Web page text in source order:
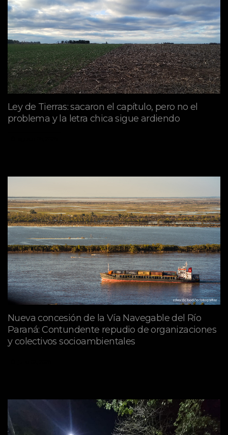
Ley de Tierras: sacaron el capítulo, pero no el
problema y la letra chica sigue ardiendo
Nueva concesión de la Vía Navegable del Río
Paraná: Contundente repudio de organizaciones
y colectivos socioambientales